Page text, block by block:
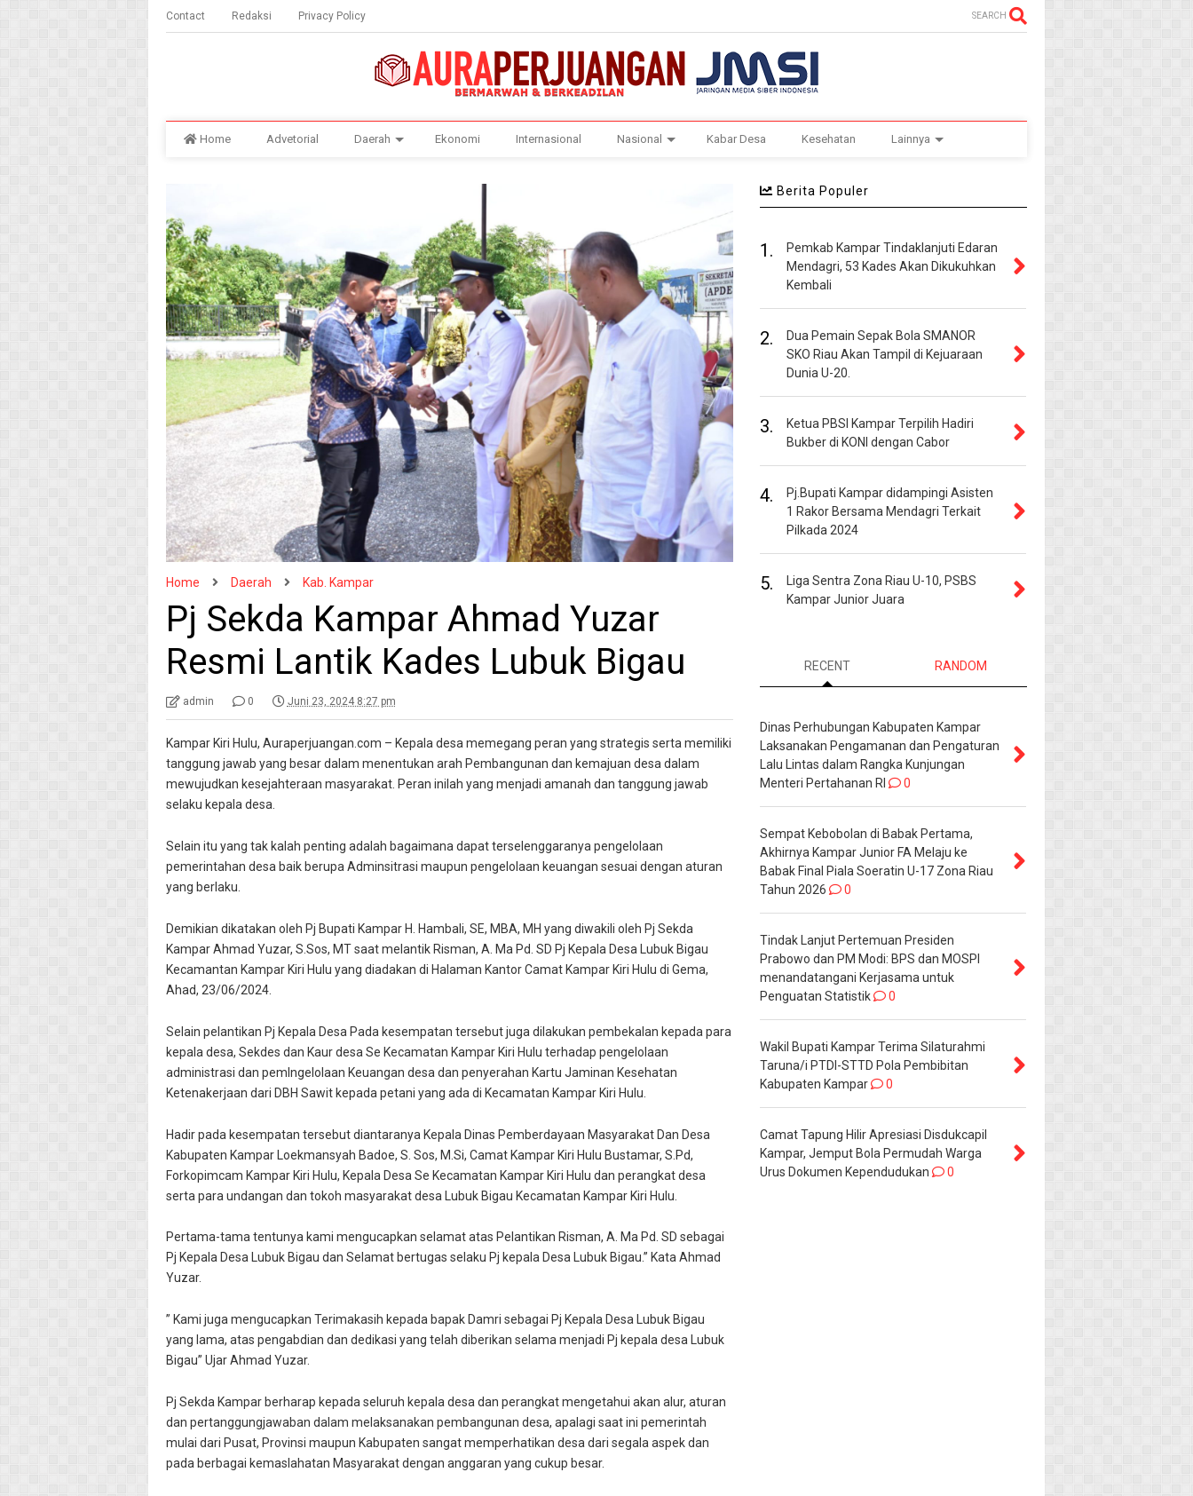
Contact Redaksi Privacy Policy SEARCH
Home Advetorial Daerah Ekonomi Internasional Nasional Kabar Desa Kesehatan Lainnya
Home Daerah Kab. Kampar
Pj Sekda Kampar Ahmad Yuzar
Resmi Lantik Kades Lubuk Bigau
admin 0 Juni 23, 2024 8:27 pm
Kampar Kiri Hulu, Auraperjuangan.com – Kepala desa memegang peran yang strategis serta memiliki
tanggung jawab yang besar dalam menentukan arah Pembangunan dan kemajuan desa dalam
mewujudkan kesejahteraan masyarakat. Peran inilah yang menjadi amanah dan tanggung jawab
selaku kepala desa.
Selain itu yang tak kalah penting adalah bagaimana dapat terselenggaranya pengelolaan
pemerintahan desa baik berupa Adminsitrasi maupun pengelolaan keuangan sesuai dengan aturan
yang berlaku.
Demikian dikatakan oleh Pj Bupati Kampar H. Hambali, SE, MBA, MH yang diwakili oleh Pj Sekda
Kampar Ahmad Yuzar, S.Sos, MT saat melantik Risman, A. Ma Pd. SD Pj Kepala Desa Lubuk Bigau
Kecamantan Kampar Kiri Hulu yang diadakan di Halaman Kantor Camat Kampar Kiri Hulu di Gema,
Ahad, 23/06/2024.
Selain pelantikan Pj Kepala Desa Pada kesempatan tersebut juga dilakukan pembekalan kepada para
kepala desa, Sekdes dan Kaur desa Se Kecamatan Kampar Kiri Hulu terhadap pengelolaan
administrasi dan pemlngelolaan Keuangan desa dan penyerahan Kartu Jaminan Kesehatan
Ketenakerjaan dari DBH Sawit kepada petani yang ada di Kecamatan Kampar Kiri Hulu.
Hadir pada kesempatan tersebut diantaranya Kepala Dinas Pemberdayaan Masyarakat Dan Desa
Kabupaten Kampar Loekmansyah Badoe, S. Sos, M.Si, Camat Kampar Kiri Hulu Bustamar, S.Pd,
Forkopimcam Kampar Kiri Hulu, Kepala Desa Se Kecamatan Kampar Kiri Hulu dan perangkat desa
serta para undangan dan tokoh masyarakat desa Lubuk Bigau Kecamatan Kampar Kiri Hulu.
Pertama-tama tentunya kami mengucapkan selamat atas Pelantikan Risman, A. Ma Pd. SD sebagai
Pj Kepala Desa Lubuk Bigau dan Selamat bertugas selaku Pj kepala Desa Lubuk Bigau.” Kata Ahmad
Yuzar.
” Kami juga mengucapkan Terimakasih kepada bapak Damri sebagai Pj Kepala Desa Lubuk Bigau
yang lama, atas pengabdian dan dedikasi yang telah diberikan selama menjadi Pj kepala desa Lubuk
Bigau” Ujar Ahmad Yuzar.
Pj Sekda Kampar berharap kepada seluruh kepala desa dan perangkat mengetahui akan alur, aturan
dan pertanggungjawaban dalam melaksanakan pembangunan desa, apalagi saat ini pemerintah
mulai dari Pusat, Provinsi maupun Kabupaten sangat memperhatikan desa dari segala aspek dan
pada berbagai kemaslahatan Masyarakat dengan anggaran yang cukup besar.
Berita Populer
1.
Pemkab Kampar Tindaklanjuti Edaran
Mendagri, 53 Kades Akan Dikukuhkan
Kembali
2.
Dua Pemain Sepak Bola SMANOR
SKO Riau Akan Tampil di Kejuaraan
Dunia U-20.
3.
Ketua PBSI Kampar Terpilih Hadiri
Bukber di KONI dengan Cabor
4.
Pj.Bupati Kampar didampingi Asisten
1 Rakor Bersama Mendagri Terkait
Pilkada 2024
5.
Liga Sentra Zona Riau U-10, PSBS
Kampar Junior Juara
RECENT RANDOM
Dinas Perhubungan Kabupaten Kampar
Laksanakan Pengamanan dan Pengaturan
Lalu Lintas dalam Rangka Kunjungan
Menteri Pertahanan RI
0
Sempat Kebobolan di Babak Pertama,
Akhirnya Kampar Junior FA Melaju ke
Babak Final Piala Soeratin U-17 Zona Riau
Tahun 2026
0
Tindak Lanjut Pertemuan Presiden
Prabowo dan PM Modi: BPS dan MOSPI
menandatangani Kerjasama untuk
Penguatan Statistik
0
Wakil Bupati Kampar Terima Silaturahmi
Taruna/i PTDI-STTD Pola Pembibitan
Kabupaten Kampar
0
Camat Tapung Hilir Apresiasi Disdukcapil
Kampar, Jemput Bola Permudah Warga
Urus Dokumen Kependudukan
0